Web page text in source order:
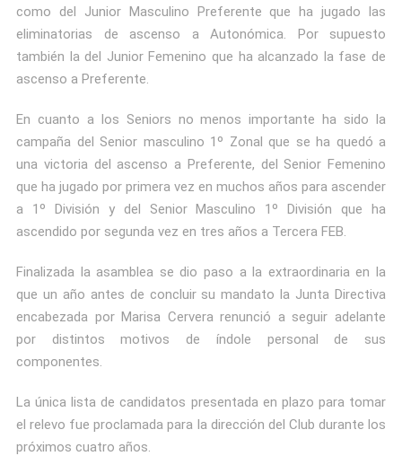
como del Junior Masculino Preferente que ha jugado las
eliminatorias de ascenso a Autonómica. Por supuesto
también la del Junior Femenino que ha alcanzado la fase de
ascenso a Preferente.
En cuanto a los Seniors no menos importante ha sido la
campaña del Senior masculino 1º Zonal que se ha quedó a
una victoria del ascenso a Preferente, del Senior Femenino
que ha jugado por primera vez en muchos años para ascender
a 1º División y del Senior Masculino 1º División que ha
ascendido por segunda vez en tres años a Tercera FEB.
Finalizada la asamblea se dio paso a la extraordinaria en la
que un año antes de concluir su mandato la Junta Directiva
encabezada por Marisa Cervera renunció a seguir adelante
por distintos motivos de índole personal de sus
componentes.
La única lista de candidatos presentada en plazo para tomar
el relevo fue proclamada para la dirección del Club durante los
próximos cuatro años.